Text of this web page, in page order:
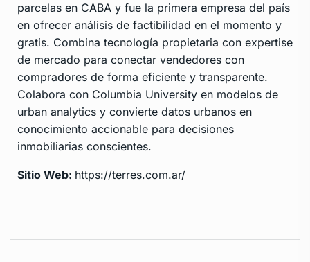
parcelas en CABA y fue la primera empresa del país
en ofrecer análisis de factibilidad en el momento y
gratis. Combina tecnología propietaria con expertise
de mercado para conectar vendedores con
compradores de forma eficiente y transparente.
Colabora con Columbia University en modelos de
urban analytics y convierte datos urbanos en
conocimiento accionable para decisiones
inmobiliarias conscientes.
Sitio Web: https://terres.com.ar/